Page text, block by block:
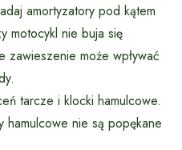
amortyzatory pod kątem
motocykl nie buja się
zawieszenie może wpływać
tarcze i klocki hamulcowe.
nie są popękane